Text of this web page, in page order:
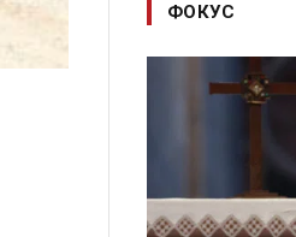
ФОКУС